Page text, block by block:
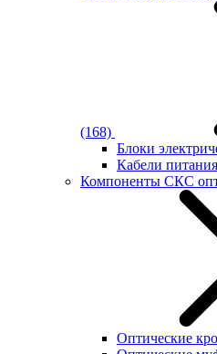
(168)
Блоки
Кабели питания
Компоненты СКС
Оптические